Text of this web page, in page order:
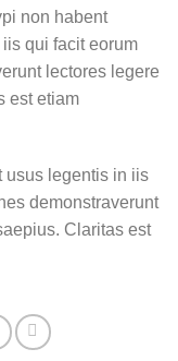
non habent
qui facit eorum
lectores legere
est etiam
usus legentis in iis
demonstraverunt
Claritas est